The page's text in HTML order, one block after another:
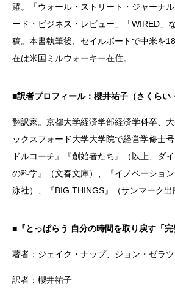
躍。「ウォール・ストリート・ジャーナ
ード・ビジネス・レビュー」「WIRED」
稿。本書執筆後、セイルボートで中米を
在は米国ミルウォーキー在住。
■訳者プロフィール：櫻井祐子（さくらい
翻訳家。京都大学経済学部経済学科卒、
ックスフォード大学大学院で経営学修士
ドルコーチ』『創始者たち』（以上、ダ
の科学』（文春文庫）、『イノベーショ
泳社）、『BIG THINGS』（サンマーク出
■『とっぱらう 自分の時間を取り戻す「完
著者：ジェイク・ナップ、ジョン・ゼラ
訳者：櫻井祐子